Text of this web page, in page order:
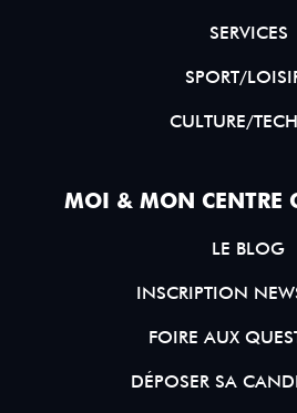
SERVICES
SPORT/
CULTURE/
MOI & MON CENTRE
LE BLOG
INSCRIPTION
FOIRE AUX
DÉPOSER SA